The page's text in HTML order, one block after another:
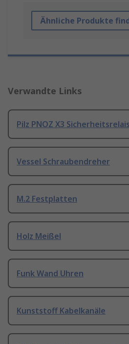
Ähnliche Produkte
Verwandte Links
Pilz PNOZ X3
Vessel Schraubendreher
M.2 Festplatten
Holz Meißel
Funk Wand Uhren
Kunststoff Kabelkanäle